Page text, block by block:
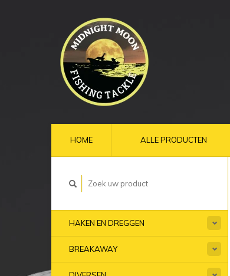
HOME ALLE PRODUCTEN
HAKEN EN DREGGEN
BREAKAWAY